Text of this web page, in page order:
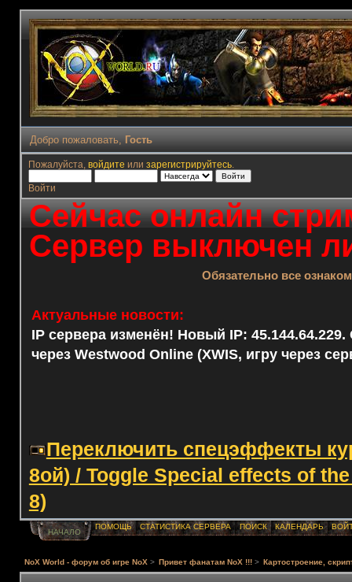
Добро пожаловать, Гость
Пожалуйста, войдите или зарегистрируйтесь.
Войти
Сейчас онлайн
Сервер выключен
Обязательно все
Актуальные новости:
IP сервера изменён! Новый IP: 45.144.64.229.
через Westwood Online (XWIS, игру через
Переключить спецэффекты
8ой) / Toggle Special effects of
8)
НАЧАЛО
ПОМОЩЬ СТАТИСТИКА СЕРВЕРА ПОИСК КАЛЕНДАРЬ
NoX World - форум об игре NoX > Привет фанатам NoX !!! > Картостроение,